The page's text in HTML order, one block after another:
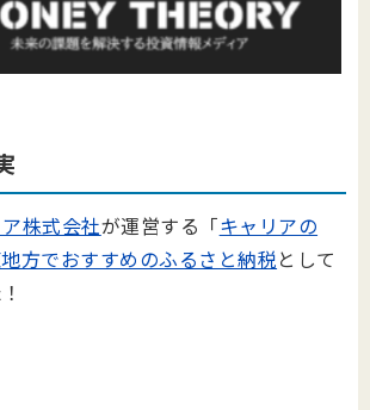
株式会社が運営する「キャリアの
方でおすすめのふるさと納税として